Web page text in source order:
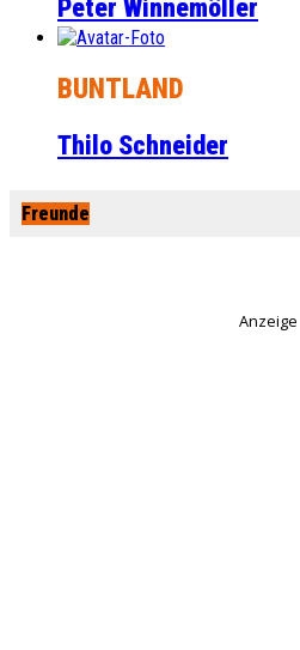
Peter Winnemöller
BUNTLAND
Thilo Schneider
Freunde
Anzeige